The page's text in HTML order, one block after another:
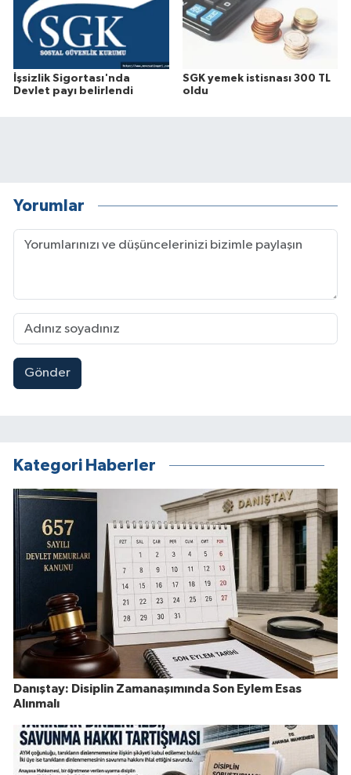
İşsizlik Sigortası'nda
Devlet payı belirlendi
SGK yemek istisnası 300 TL
oldu
Yorumlar
Gönder
Kategori Haberler
Danıştay: Disiplin Zamanaşımında Son Eylem Esas
Alınmalı